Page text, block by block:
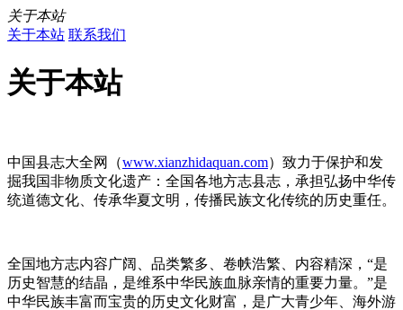
关于本站
关于本站 联系我们
关于本站
中国县志大全网（www.xianzhidaquan.com）致力于保护和发
掘我国非物质文化遗产：全国各地方志县志，承担弘扬中华传
统道德文化、传承华夏文明，传播民族文化传统的历史重任。
全国地方志内容广阔、品类繁多、卷帙浩繁、内容精深，“是
历史智慧的结晶，是维系中华民族血脉亲情的重要力量。”是
中华民族丰富而宝贵的历史文化财富，是广大青少年、海外游